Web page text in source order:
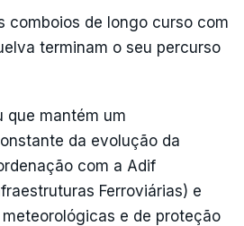
comboios de longo curso com
terminam o seu percurso
que mantém um
da evolução da
com a Adif
Ferroviárias) e
e de proteção